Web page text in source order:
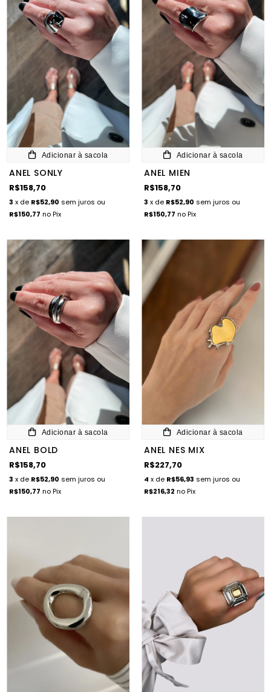
Adicionar à sacola
ANEL SONLY
R$158,70
3 x de R$52,90 sem juros ou
R$150,77 no Pix
Adicionar à sacola
ANEL MIEN
R$158,70
3 x de R$52,90 sem juros ou
R$150,77 no Pix
Adicionar à sacola
ANEL BOLD
R$158,70
3 x de R$52,90 sem juros ou
R$150,77 no Pix
Adicionar à sacola
ANEL NES MIX
R$227,70
4 x de R$56,93 sem juros ou
R$216,32 no Pix